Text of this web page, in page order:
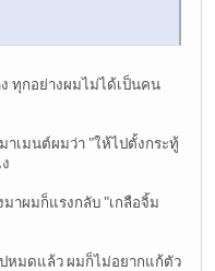
ทุกอย่างผมไม่ได้เป็นคน
เมนต์ผมว่า "ให้ไปตั้งกระทู้
าผมก็แรงกลับ "เกลือจิ้ม
หมดแล้ว ผมก็ไม่อยากแก้ตัว